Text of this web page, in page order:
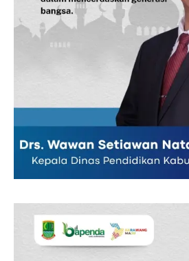
Pedoman Media Siber
Tentang Kami